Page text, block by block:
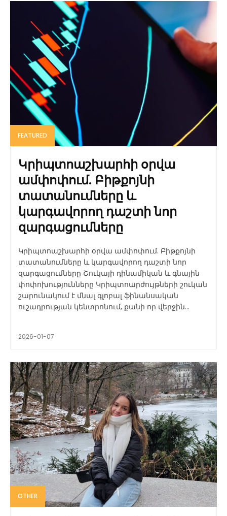
FEATURED
Կրիպտոաշխարհի օրվա
ամփոփում. Բիթքոյնի
տատանումները և
կարգավորող դաշտի նոր
զարգացումները
Կրիպտոաշխարհի օրվա ամփոփում. Բիթքոյնի
տատանումները և կարգավորող դաշտի նոր
զարգացումները Շուկայի դինամիկան և գնային
փոփոխությունները Կրիպտոարժույթների շուկան
շարունակում է մնալ գլոբալ ֆինանսական
ուշադրության կենտրոնում, քանի որ վերջին...
2026-01-07
OTHER